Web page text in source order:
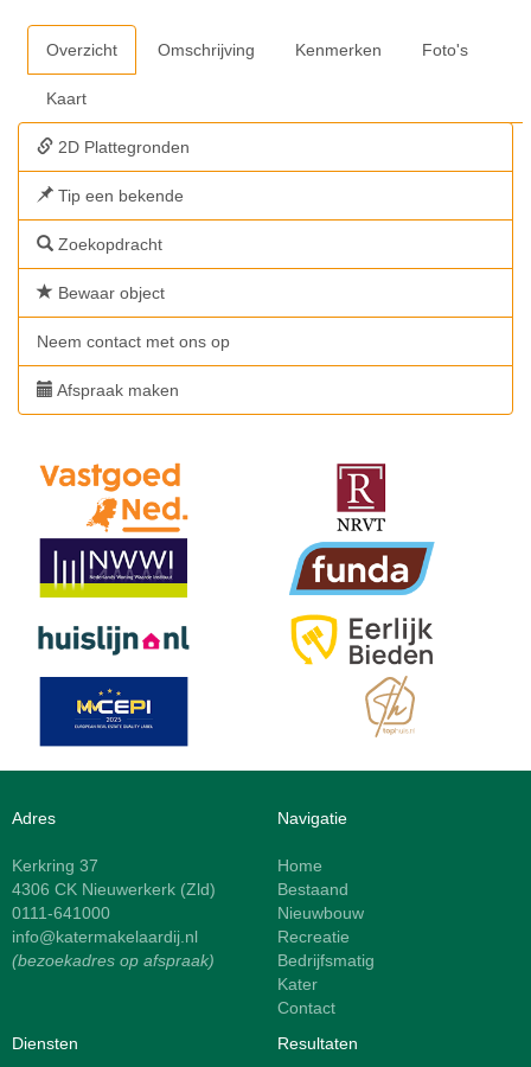
Overzicht Omschrijving Kenmerken Foto's
Kaart
2D Plattegronden
Tip een bekende
Zoekopdracht
Bewaar object
Neem contact met ons op
Afspraak maken
Adres
Kerkring 37
4306 CK Nieuwerkerk (Zld)
0111-641000
info@katermakelaardij.nl
(bezoekadres op afspraak)
Navigatie
Home
Bestaand
Nieuwbouw
Recreatie
Bedrijfsmatig
Kater
Contact
Diensten
Resultaten